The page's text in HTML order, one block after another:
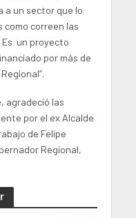
a un sector que lo
como correen las
Es un proyecto
por más de
agradeció las
por el ex Alcalde
de Felipe
Regional,